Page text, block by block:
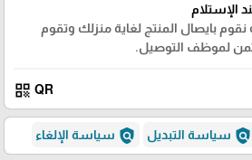
الإستلام
بايصال المنتج لغاية منزلك وتقوم
لموظف التوصيل.
QR
qr_code
policy سياسة التبديل policy سياسة الإلغاء